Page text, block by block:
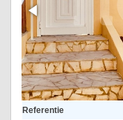
Referentie